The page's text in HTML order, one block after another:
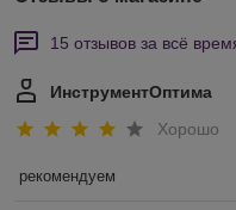
15 отзывов за всё
ИнструментОптима
Хорошо
рекомендуем